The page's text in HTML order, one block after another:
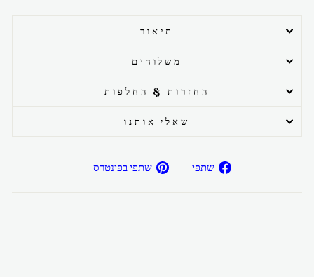
תיאור
משלוחים
החזרות & החלפות
שאלי אותנו
שתפי
שתפ/י שתפי בפינטרס